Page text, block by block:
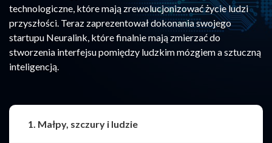
technologiczne, które mają zrewolucjonizować życie ludzi
przyszłości. Teraz zaprezentował dokonania swojego
startupu Neuralink, które finalnie mają zmierzać do
stworzenia interfejsu pomiędzy ludzkim mózgiem a sztuczną
inteligencją.
1. Małpy, szczury i ludzie